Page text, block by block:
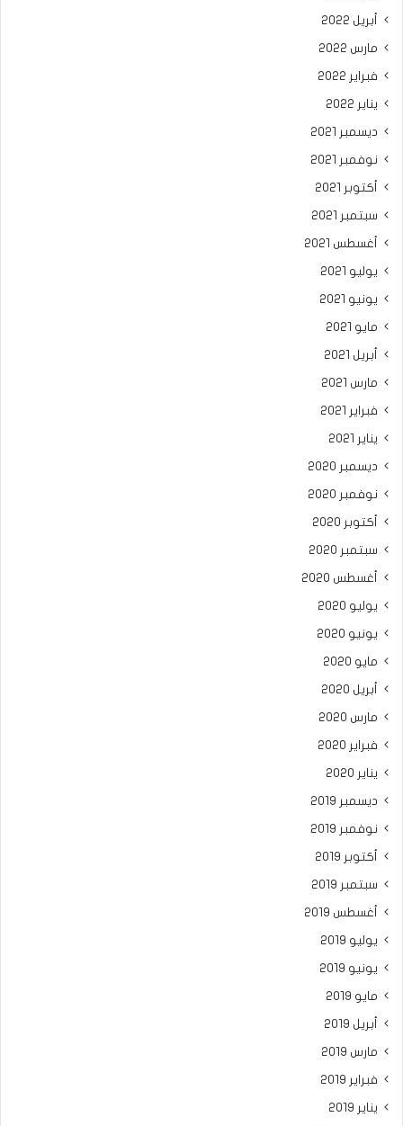
أبريل 2022
مارس 2022
فبراير 2022
يناير 2022
ديسمبر 2021
نوفمبر 2021
أكتوبر 2021
سبتمبر 2021
أغسطس 2021
يوليو 2021
يونيو 2021
مايو 2021
أبريل 2021
مارس 2021
فبراير 2021
يناير 2021
ديسمبر 2020
نوفمبر 2020
أكتوبر 2020
سبتمبر 2020
أغسطس 2020
يوليو 2020
يونيو 2020
مايو 2020
أبريل 2020
مارس 2020
فبراير 2020
يناير 2020
ديسمبر 2019
نوفمبر 2019
أكتوبر 2019
سبتمبر 2019
أغسطس 2019
يوليو 2019
يونيو 2019
مايو 2019
أبريل 2019
مارس 2019
فبراير 2019
يناير 2019